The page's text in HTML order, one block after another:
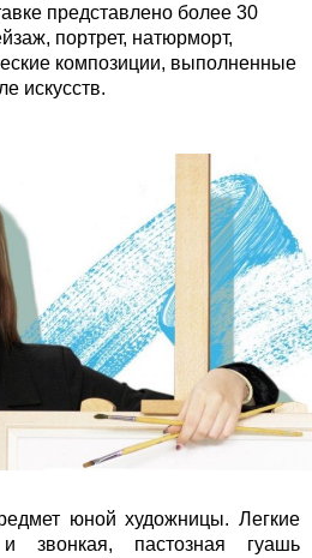
представлено более 30
портрет, натюрморт,
композиции, выполненные
искусств.
юной художницы. Легкие
звонкая, пастозная гуашь